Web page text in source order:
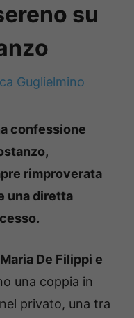
su
Guglielmino
confessione
rimproverata
una diretta
Maria De Filippi e
una coppia in
privato, una tra